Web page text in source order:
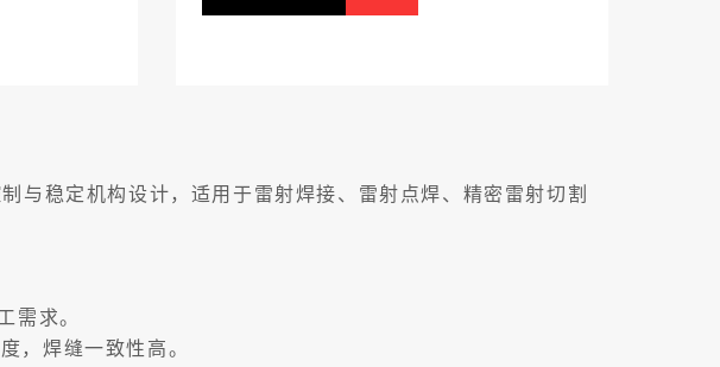
与稳定机构设计，适用于雷射焊接、雷射点焊、精密雷射切割
需求。
，焊缝一致性高。